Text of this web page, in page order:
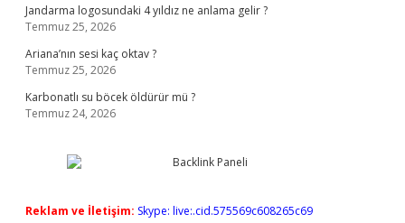
Jandarma logosundaki 4 yıldız ne anlama gelir ?
Temmuz 25, 2026
Ariana’nın sesi kaç oktav ?
Temmuz 25, 2026
Karbonatlı su böcek öldürür mü ?
Temmuz 24, 2026
Reklam ve İletişim: Skype: live:.cid.575569c608265c69